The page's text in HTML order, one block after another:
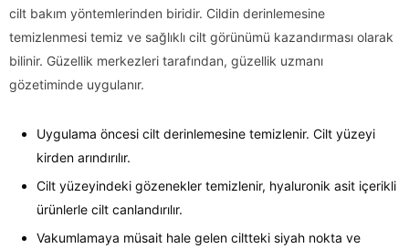
cilt bakım yöntemlerinden biridir. Cildin derinlemesine
temizlenmesi temiz ve sağlıklı cilt görünümü kazandırması olarak
bilinir. Güzellik merkezleri tarafından, güzellik uzmanı
gözetiminde uygulanır.
Uygulama öncesi cilt derinlemesine temizlenir. Cilt yüzeyi
kirden arındırılır.
Cilt yüzeyindeki gözenekler temizlenir, hyaluronik asit içerikli
ürünlerle cilt canlandırılır.
Vakumlamaya müsait hale gelen ciltteki siyah nokta ve